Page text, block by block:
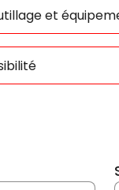
et